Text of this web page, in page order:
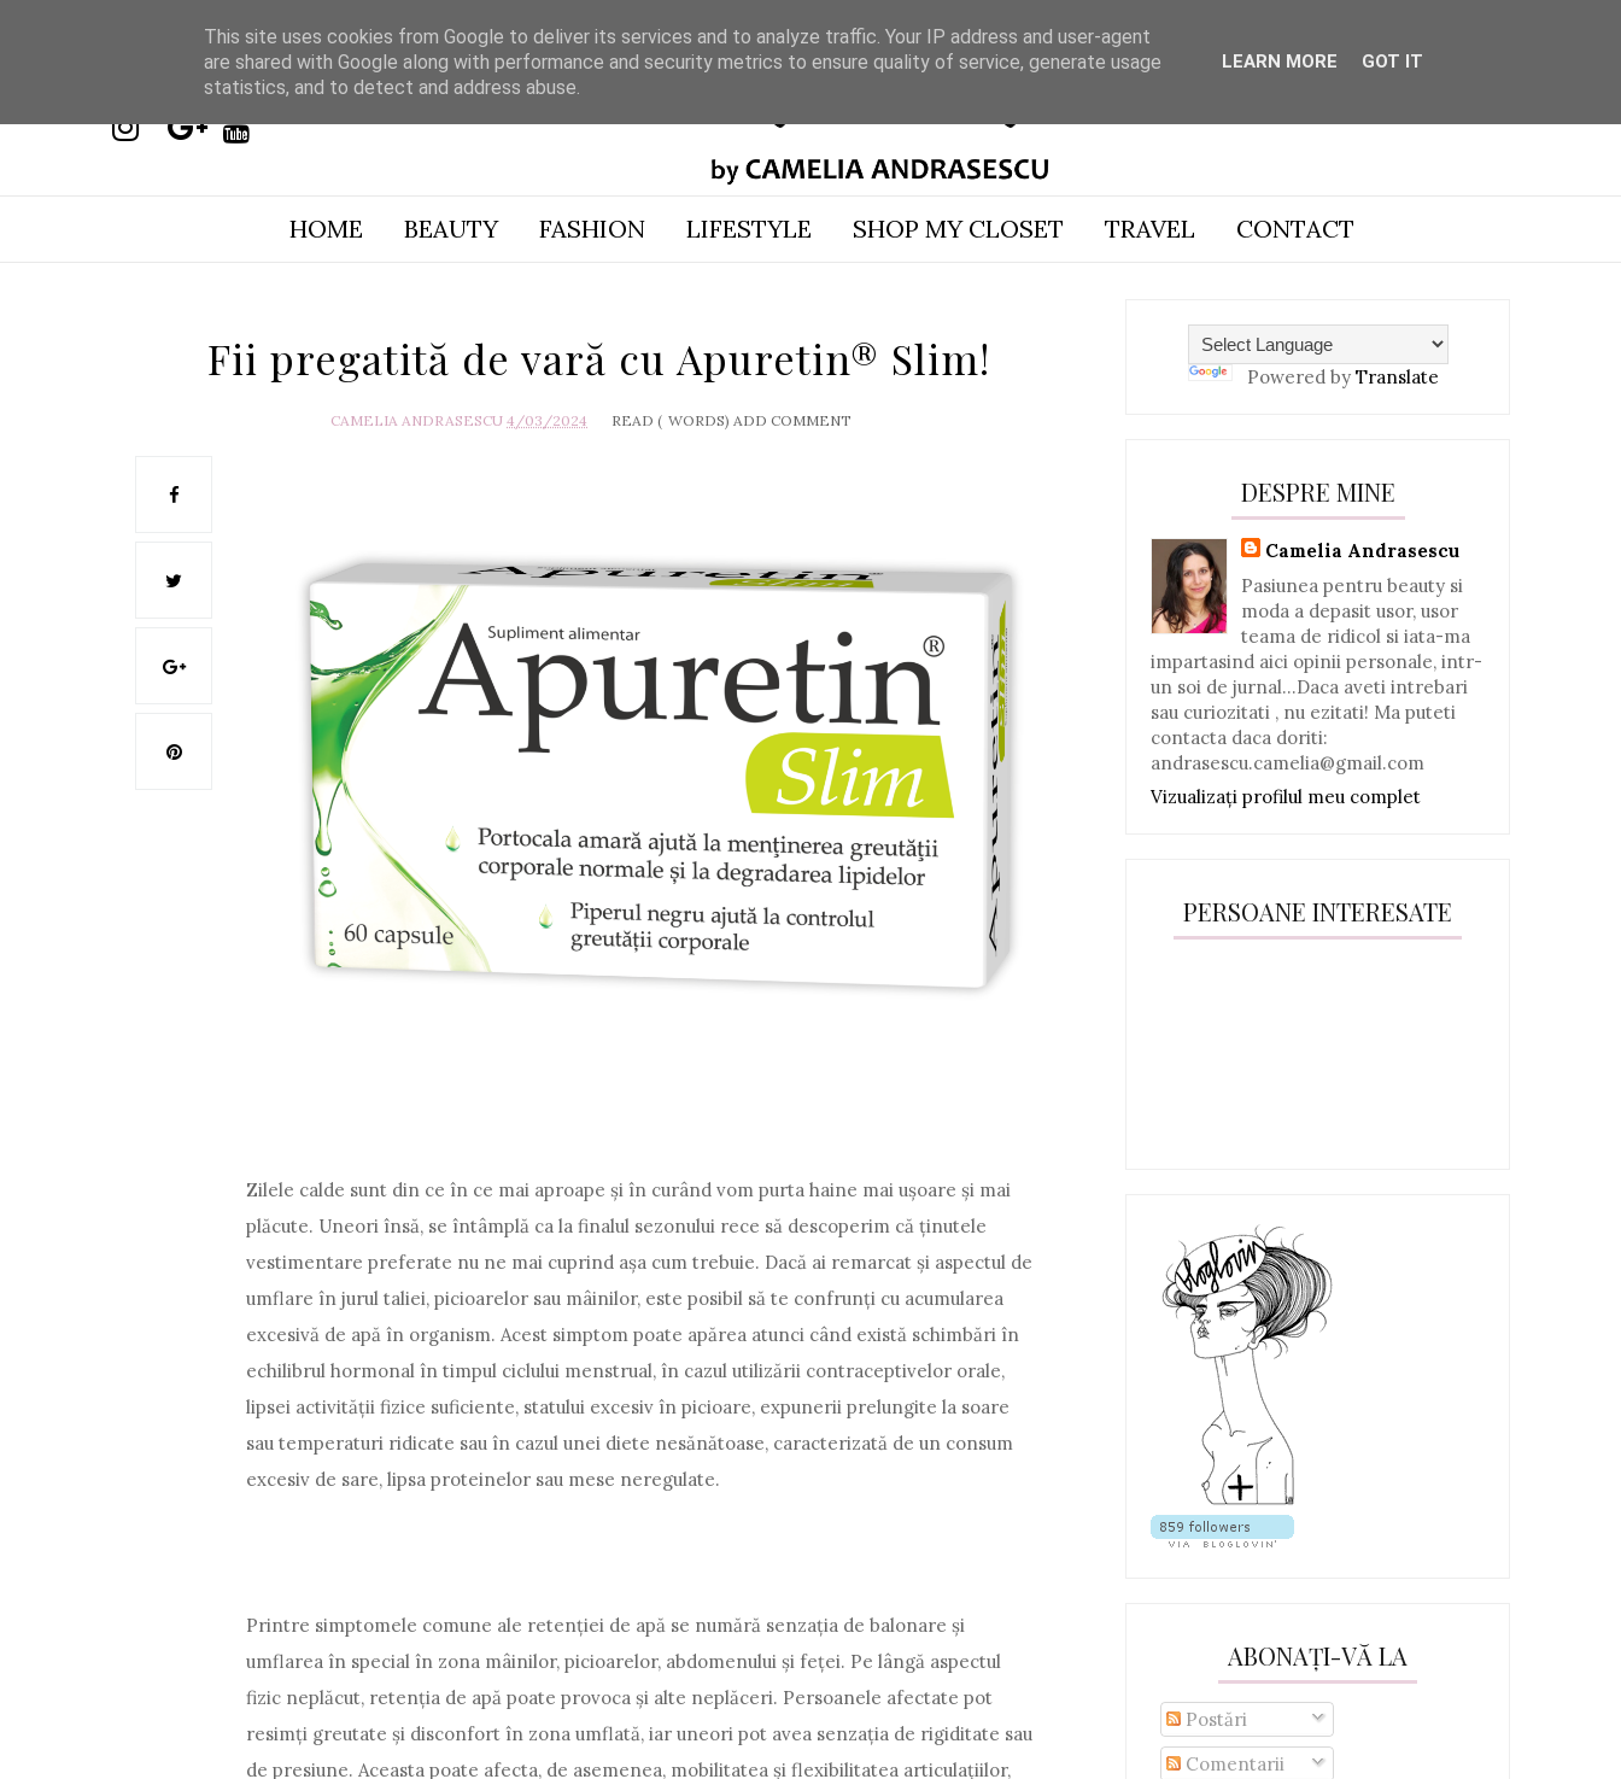
HOME BEAUTY FASHION LIFESTYLE SHOP MY CLOSET TRAVEL CONTACT
Fii pregatită de vară cu Apuretin® Slim!
CAMELIA ANDRASESCU 4/03/2024 READ ( WORDS) ADD COMMENT
Zilele calde sunt din ce în ce mai aproape și în curând vom purta haine mai ușoare și mai
plăcute. Uneori însă, se întâmplă ca la finalul sezonului rece să descoperim că ținutele
vestimentare preferate nu ne mai cuprind așa cum trebuie. Dacă ai remarcat și aspectul de
umflare în jurul taliei, picioarelor sau mâinilor, este posibil să te confrunți cu acumularea
excesivă de apă în organism. Acest simptom poate apărea atunci când există schimbări în
echilibrul hormonal în timpul ciclului menstrual, în cazul utilizării contraceptivelor orale,
lipsei activității fizice suficiente, statului excesiv în picioare, expunerii prelungite la soare
sau temperaturi ridicate sau în cazul unei diete nesănătoase, caracterizată de un consum
excesiv de sare, lipsa proteinelor sau mese neregulate.
Printre simptomele comune ale retenției de apă se numără senzația de balonare și
umflarea în special în zona mâinilor, picioarelor, abdomenului și feței. Pe lângă aspectul
fizic neplăcut, retenția de apă poate provoca și alte neplăceri. Persoanele afectate pot
resimți greutate și disconfort în zona umflată, iar uneori pot avea senzația de rigiditate sau
de presiune. Aceasta poate afecta, de asemenea, mobilitatea și flexibilitatea articulațiilor,
Powered by Translate
DESPRE MINE
Camelia Andrasescu
Pasiunea pentru beauty si
moda a depasit usor, usor
teama de ridicol si iata-ma
impartasind aici opinii personale, intr-
un soi de jurnal...Daca aveti intrebari
sau curiozitati , nu ezitati! Ma puteti
contacta daca doriti:
andrasescu.camelia@gmail.com
Vizualizați profilul meu complet
PERSOANE INTERESATE
ABONAȚI-VĂ LA
Postări
Comentarii
This site uses cookies from Google to deliver its services and to analyze traffic. Your IP address and user-agent
are shared with Google along with performance and security metrics to ensure quality of service, generate usage
statistics, and to detect and address abuse.
LEARN MORE GOT IT